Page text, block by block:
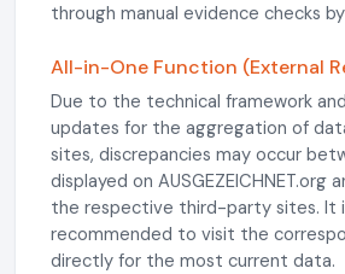
through manual evidence checks
All-in-One Function (External
Due to the technical framework
updates for the aggregation of
sites, discrepancies may occur
displayed on AUSGEZEICHNET.org
the respective third-party sites. It
recommended to visit the
directly for the most current data.